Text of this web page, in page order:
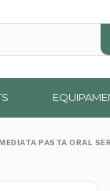
PASTA ORAL